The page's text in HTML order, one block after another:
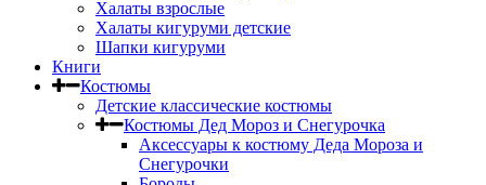
Халаты взрослые
Халаты кигуруми детские
Шапки кигуруми
Книги
Костюмы
Детские классические костюмы
Костюмы Дед Мороз и Снегурочка
Аксессуары к костюму Деда Мороза и
Снегурочки